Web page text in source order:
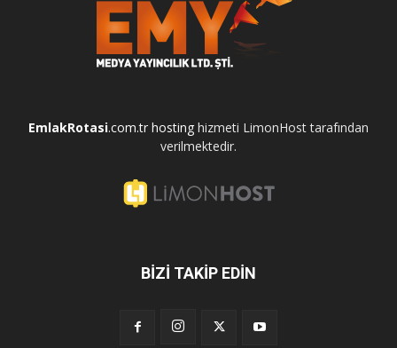
EmlakRotasi.com.tr hosting hizmeti LimonHost tarafından
verilmektedir.
BİZİ TAKİP EDİN